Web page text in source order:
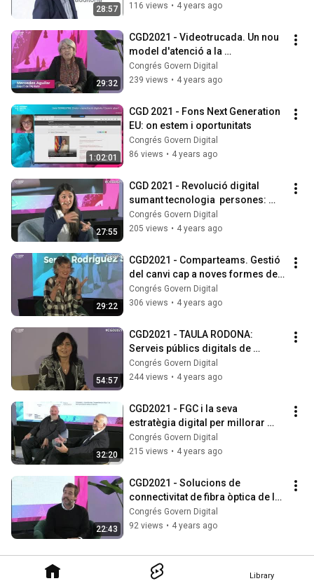
Library
28:57
116 views • 4 years ago
29:32
CGD2021 - Videotrucada. Un nou
model d'atenció a la
ciutadania/empresa
Congrés Govern Digital
239 views • 4 years ago
1:02:01
CGD 2021 - Fons Next Generation
EU: on estem i oportunitats
Congrés Govern Digital
86 views • 4 years ago
27:55
CGD 2021 - Revolució digital
sumant tecnologia  persones:
experiència de l'Ajuntament
d’Esparreguera
Congrés Govern Digital
205 views • 4 years ago
29:22
CGD2021 - Comparteams. Gestió
del canvi cap a noves formes de
treball
Congrés Govern Digital
306 views • 4 years ago
54:57
CGD2021 - TAULA RODONA:
Serveis públics digitals de
qualitat, innovadors i sostenibles
Congrés Govern Digital
244 views • 4 years ago
32:20
CGD2021 - FGC i la seva
estratègia digital per millorar
l'eficiència amb la signatura
Congrés Govern Digital
215 views • 4 years ago
22:43
CGD2021 - Solucions de
connectivitat de fibra òptica de la
Generalitat de Catalunya en
l’àmbit rural
Congrés Govern Digital
92 views • 4 years ago